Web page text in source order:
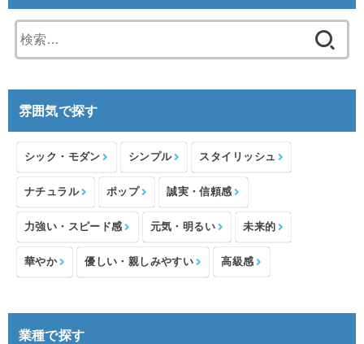
索:
雰囲気で探す
シック・モダン シンプル スタイリッシュ
ナチュラル ポップ 誠実・信頼感
力強い・スピード感 元気・明るい 未来的
華やか 優しい・親しみやすい 高級感
業種で探す